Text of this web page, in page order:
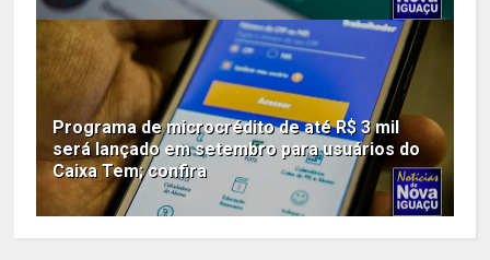
Programa de microcrédito de até R$ 3 mil
será lançado em setembro para usuários do
Caixa Tem; confira